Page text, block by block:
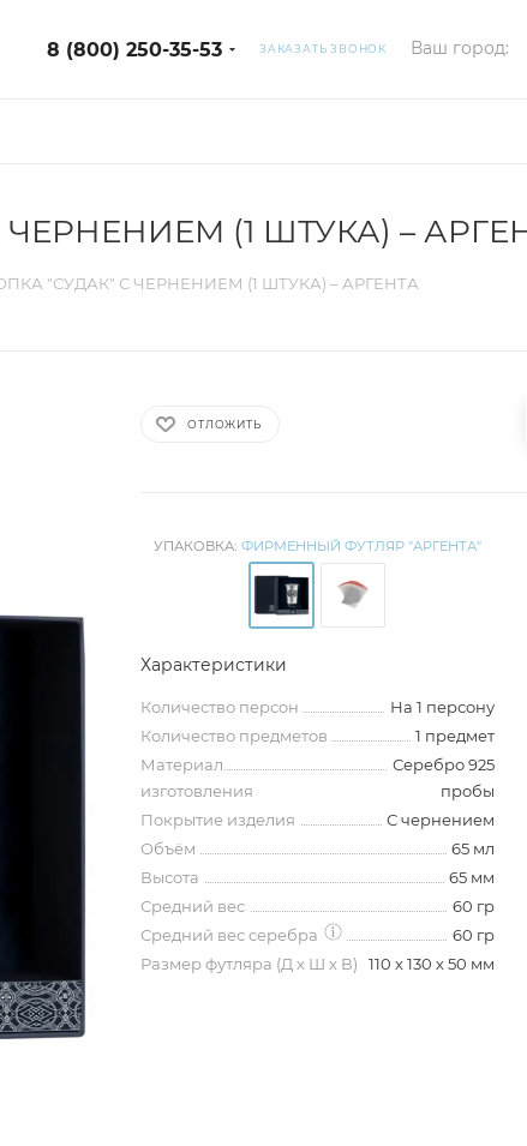
8 (800) 250-35-53 ЗАКАЗАТЬ ЗВОНОК Ваш город:
(1 ШТУКА) –
"СУДАК" С ЧЕРНЕНИЕМ (1 ШТУКА) – АРГЕНТА
ОТЛОЖИТЬ
УПАКОВКА: ФИРМЕННЫЙ ФУТЛЯР "АРГЕНТА"
Характеристики
Количество персон
На 1 персону
Количество предметов
1 предмет
Материал
изготовления
Серебро 925
пробы
Покрытие изделия
С чернением
Объём
65 мл
Высота
65 мм
Средний вес
60 гр
Средний вес серебра
60 гр
Размер футляра (Д х Ш х В)
110 х 130 х 50 мм